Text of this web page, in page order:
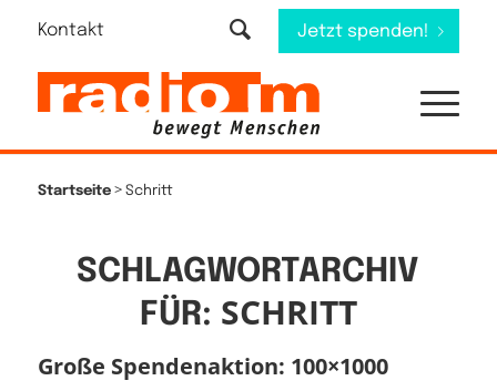
Kontakt Jetzt spenden!
Startseite> Schritt
SCHLAGWORTARCHIV
FÜR: SCHRITT
Große Spendenaktion: 100×1000